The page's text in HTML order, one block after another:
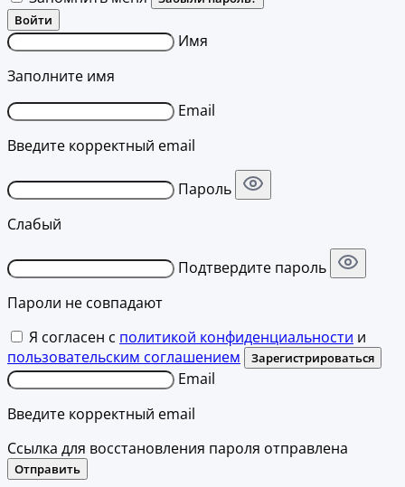
Войти
Имя
Заполните имя
Email
Введите корректный email
Пароль
Слабый
Подтвердите пароль
Пароли не совпадают
Я согласен с политикой конфиденциальности и
пользовательским соглашением
Зарегистрироваться
Email
Введите корректный email
Ссылка для восстановления пароля отправлена
Отправить